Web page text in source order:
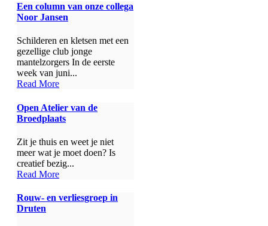
Een column van onze collega
Noor Jansen
Schilderen en kletsen met een
gezellige club jonge
mantelzorgers In de eerste
week van juni...
Read More
Open Atelier van de
Broedplaats
Zit je thuis en weet je niet
meer wat je moet doen? Is
creatief bezig...
Read More
Rouw- en verliesgroep in
Druten